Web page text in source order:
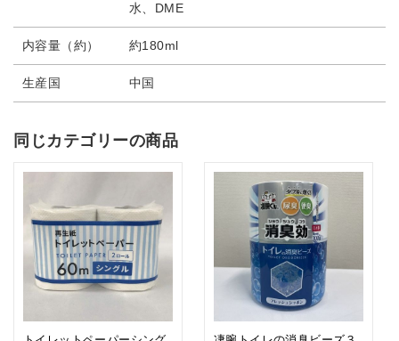
水、DME
内容量（約） 約180ml
生産国 中国
同じカテゴリーの商品